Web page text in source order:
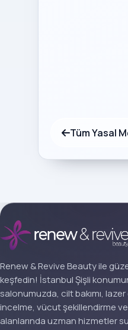
Tüm Yasal
Renew & Revive Beauty ile
keşfedin! İstanbul Şişli
salonumuzda, cilt bakımı,
incelme, vücut şekillendirme ve
alanlarında uzman hizmetler